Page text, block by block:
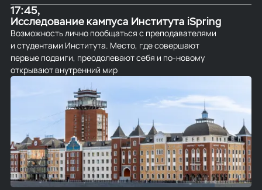
17:45
Исследование кампуса Института iSpring
Возможность лично пообщаться с преподавателями
и студентами Института. Место, где совершают
первые подвиги, преодолевают себя и по‑новому
открывают внутренний мир